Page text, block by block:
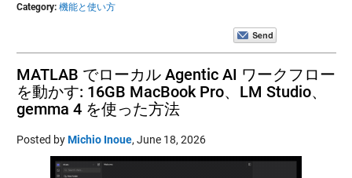
Category: 機能と使い方
MATLAB でローカル Agentic AI ワークフロー
を動かす: 16GB MacBook Pro、LM Studio、
gemma 4 を使った方法
Posted byMichio Inoue, June 18, 2026